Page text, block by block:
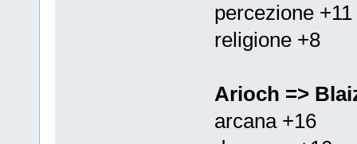
percezione +11
religione +8
Arioch =>
arcana +16